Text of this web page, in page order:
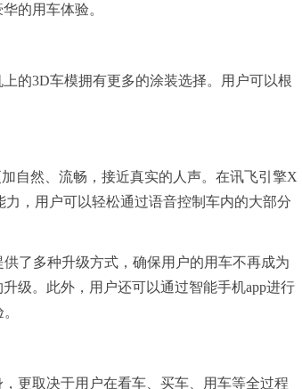
的用车体验。
的3D车模拥有更多的涂装选择。用户可以根
自然、流畅，接近真实的人声。在讯飞引擎X
，用户可以轻松通过语音控制车内的大部分
了多种升级方式，确保用户的用车不再成为
级。此外，用户还可以通过智能手机app进行
更取决于用户在看车、买车、用车等全过程